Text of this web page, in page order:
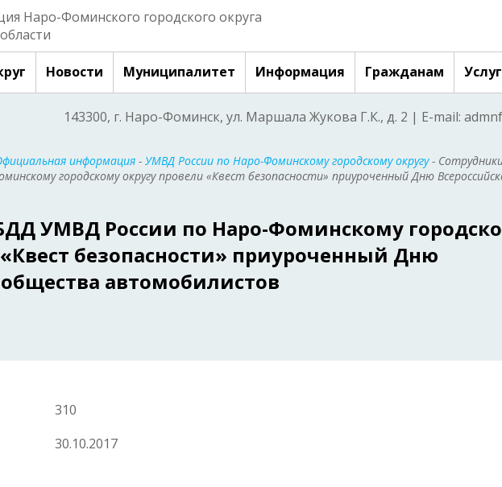
Наро-Фоминского городского округа
Новости Муниципалитет Информация Гражданам
143300, г. Наро-Фоминск, ул. Маршала Жукова Г.К., д. 2 | E-mail:
информация - УМВД России по Наро-Фоминскому городскому округу-
городскому округу провели «Квест безопасности» приуроченный Дню
УМВД России по Наро-Фоминскому
безопасности» приуроченный Дню
общества автомобилистов
310
30.10.2017